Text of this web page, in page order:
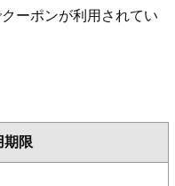
ーポンが利用されてい
期限